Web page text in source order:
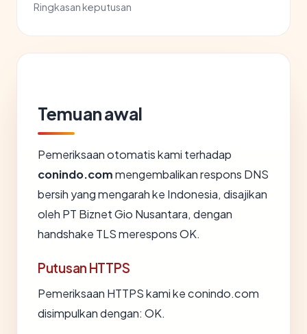
Ringkasan keputusan
Temuan awal
Pemeriksaan otomatis kami terhadap
conindo.commengembalikan respons DNS
bersih yang mengarah ke Indonesia, disajikan
oleh PT Biznet Gio Nusantara, dengan
handshake TLS merespons OK.
Putusan HTTPS
Pemeriksaan HTTPS kami ke conindo.com
disimpulkan dengan: OK.